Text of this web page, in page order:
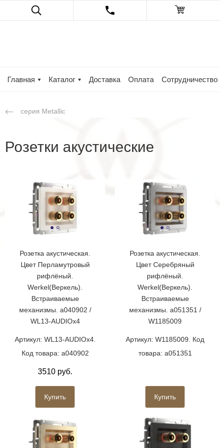
Главная Каталог Доставка Оплата Сотрудничество
серия Metallic
Розетки акустические
Розетка акустическая.
Цвет Перламутровый
рифлёный.
Werkel(Веркель).
Встраиваемые
механизмы. a040902 /
WL13-AUDIOx4
Артикул: WL13-AUDIOx4.
Код товара: a040902
3510 руб.
Купить
Розетка акустическая.
Цвет Серебряный
рифлёный.
Werkel(Веркель).
Встраиваемые
механизмы. a051351 /
W1185009
Артикул: W1185009. Код
товара: a051351
Купить